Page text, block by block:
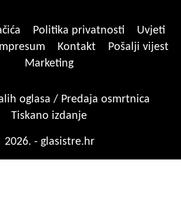
Politika privatnosti
Uvjeti
Impresum Kontakt
Pošalji vijest
Marketing
oglasa / Predaja osmrtnica
Tiskano izdanje
2026. - glasistre.hr